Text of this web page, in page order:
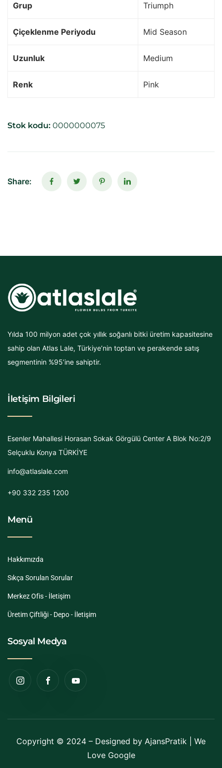
Grup Triumph
Çiçeklenme Periyodu Mid Season
Uzunluk Medium
Renk Pink
Stok kodu: 0000000075
Share:
Yılda 100 milyon adet çok yıllık soğanlı bitki üretim kapasitesine
sahip olan Atlas Lale, Türkiye’nin toptan ve perakende satış
segmentinin %95’ine sahiptir.
İletişim Bilgileri
Esenler Mahallesi Horasan Sokak Görgülü Center A Blok No:2/9
Selçuklu Konya TÜRKİYE
info@atlaslale.com
+90 332 235 1200
Menü
Hakkımızda
Sıkça Sorulan Sorular
Merkez Ofis - İletişim
Üretim Çiftliği - Depo - İletişim
Sosyal Medya
Copyright © 2024 – Designed by AjansPratik | We
Love Google